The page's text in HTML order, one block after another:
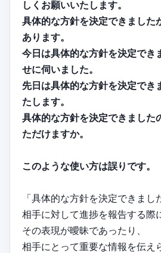
しくお願いいたします。
具体的な方針を決定できました
あります。
今日は具体的な方針を決定でき
せに伺いました。
先日は具体的な方針を決定でき
たします。
具体的な方針を決定できました
ただけますか。
このような使い方は誤りです。
「具体的な方針を決定できまし
相手に対して進捗を報告する際
その表現が曖昧であったり、
相手にとって重要な情報を伝え